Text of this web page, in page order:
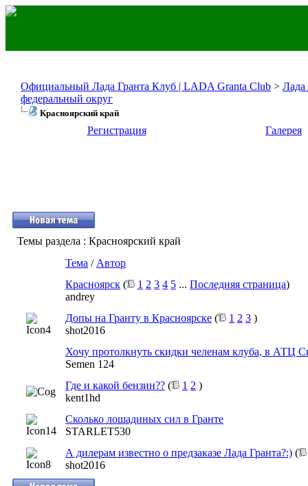
Официальный Лада Гранта Клуб | LADA Granta Club > Лада
федеральный округ
Красноярский край
Регистрация Галерея
Темы раздела : Красноярский край
Тема / Автор
Красноярск ( 1 2 3 4 5 ... Последняя страница)
andrey
Допы на Гранту в Красноярске ( 1 2 3 )
shot2016
Хочу протолкнуть скидки челенам клуба, в АТЦ
Semen 124
Где и какой бензин?? ( 1 2 )
kent1hd
Сколько лошадиных сил в Гранте
STARLET530
А дилерам известно о предзаказе Лада Гранта?:) (
shot2016